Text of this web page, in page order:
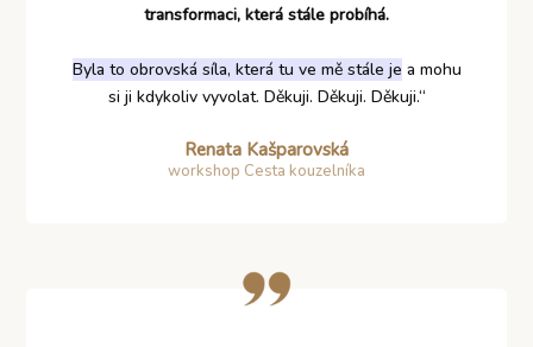
transformaci, která stále probíhá.
Byla to obrovská síla, která tu ve mě stále je a mohu
si ji kdykoliv vyvolat. Děkuji. Děkuji. Děkuji.“
Renata Kašparovská
workshop Cesta kouzelníka